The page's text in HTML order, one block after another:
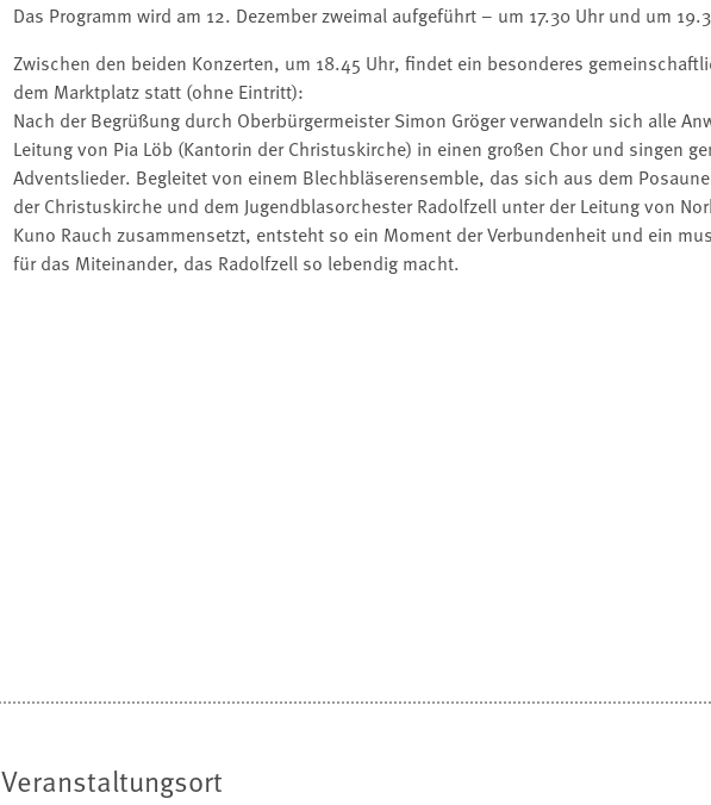
Das Programm wird am 12. Dezember zweimal aufgeführt – um 17.30 Uhr und um
Zwischen den beiden Konzerten, um 18.45 Uhr, findet ein besonderes
dem Marktplatz statt (ohne Eintritt):
Nach der Begrüßung durch Oberbürgermeister Simon Gröger verwandeln sich alle
Leitung von Pia Löb (Kantorin der Christuskirche) in einen großen Chor und singen
Adventslieder. Begleitet von einem Blechbläserensemble, das sich aus dem
der Christuskirche und dem Jugendblasorchester Radolfzell unter der Leitung von
Kuno Rauch zusammensetzt, entsteht so ein Moment der Verbundenheit und ein
für das Miteinander, das Radolfzell so lebendig macht.
Veranstaltungsort